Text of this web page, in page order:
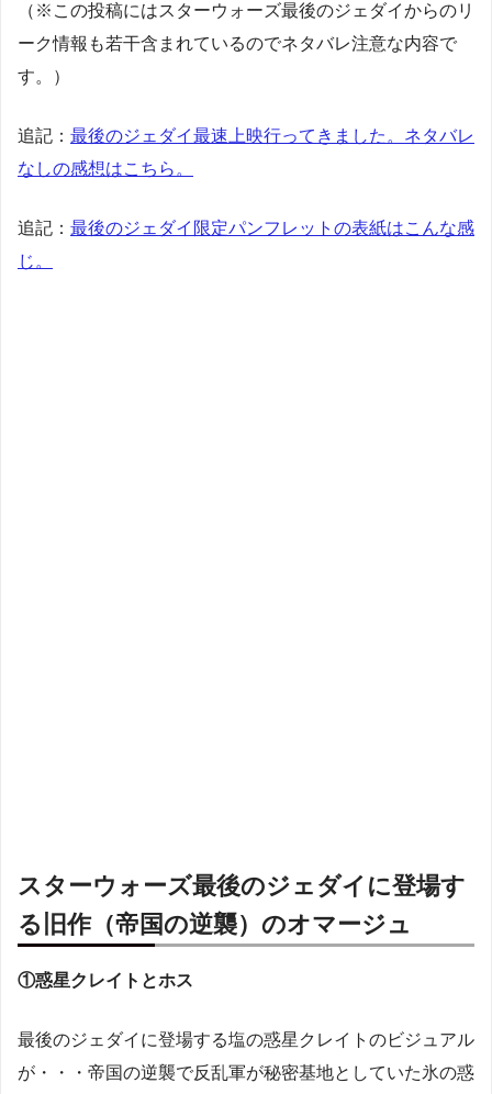
（※この投稿にはスターウォーズ最後のジェダイからのリ
ーク情報も若干含まれているのでネタバレ注意な内容で
す。）
追記： 最後のジェダイ最速上映行ってきました。ネタバレ
なしの感想はこちら。
追記： 最後のジェダイ限定パンフレットの表紙はこんな感
じ。
スターウォーズ最後のジェダイに登場す
る旧作（帝国の逆襲）のオマージュ
①惑星クレイトとホス
最後のジェダイに登場する塩の惑星クレイトのビジュアル
が・・・帝国の逆襲で反乱軍が秘密基地としていた氷の惑